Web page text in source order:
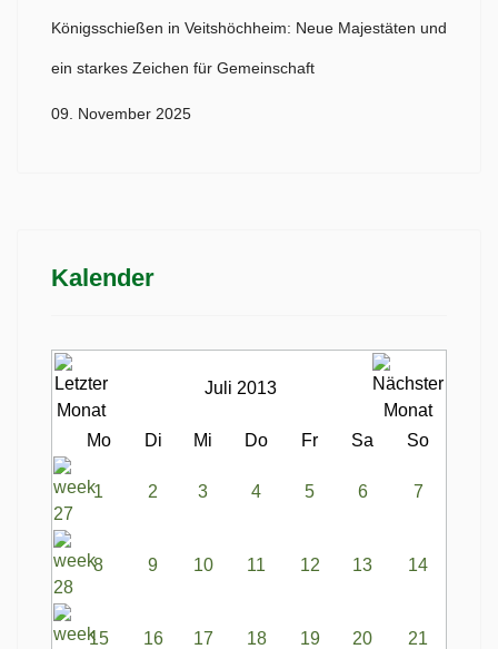
Königsschießen in Veitshöchheim: Neue Majestäten und
ein starkes Zeichen für Gemeinschaft
09. November 2025
Kalender
Juli 2013
Mo Di Mi Do Fr Sa So
1 2 3 4 5 6 7
8 9 10 11 12 13 14
15 16 17 18 19 20 21